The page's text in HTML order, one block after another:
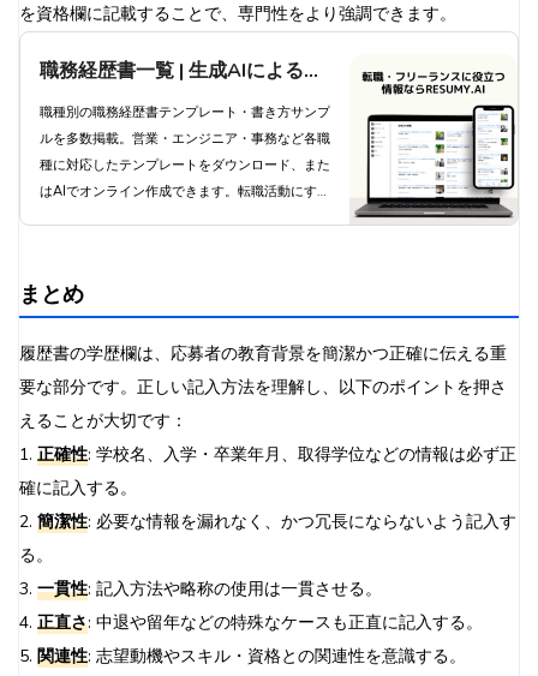
を資格欄に記載することで、専門性をより強調できます。
職務経歴書一覧 | 生成AIによる職
務経歴書・履歴書作成ツール
RESUMY.AI
職種別の職務経歴書テンプレート・書き方サンプ
ルを多数掲載。営業・エンジニア・事務など各職
種に対応したテンプレートをダウンロード、また
はAIでオンライン作成できます。転職活動にすぐ
まとめ
履歴書の学歴欄は、応募者の教育背景を簡潔かつ正確に伝える重
要な部分です。正しい記入方法を理解し、以下のポイントを押さ
えることが大切です：
1. 正確性: 学校名、入学・卒業年月、取得学位などの情報は必ず正
確に記入する。
2. 簡潔性: 必要な情報を漏れなく、かつ冗長にならないよう記入す
る。
3. 一貫性: 記入方法や略称の使用は一貫させる。
4. 正直さ: 中退や留年などの特殊なケースも正直に記入する。
5. 関連性: 志望動機やスキル・資格との関連性を意識する。